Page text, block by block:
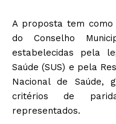
A proposta tem como
do Conselho
estabelecidas pela
Saúde (SUS) e pela
Nacional de Saúde,
critérios de
representados.